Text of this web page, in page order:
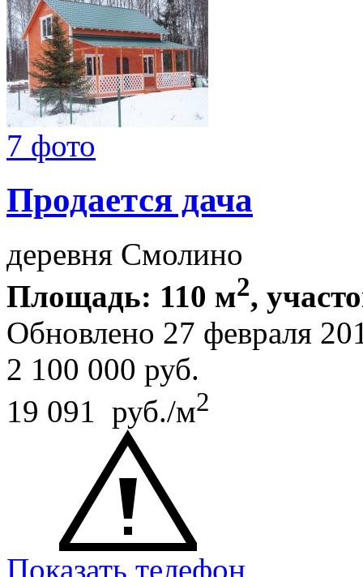
7 фото
Продается дача
деревня Смолино
Площадь: 110 м2,
Обновлено 27 февраля
2 100 000 руб.
19 091 руб./м2
Показать телефон